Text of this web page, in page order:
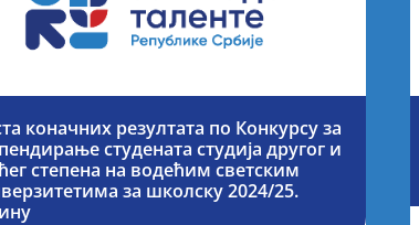
коначних резултата по Конкурсу за
студената студија другог и
степена на водећим светским
за школску 2024/25.